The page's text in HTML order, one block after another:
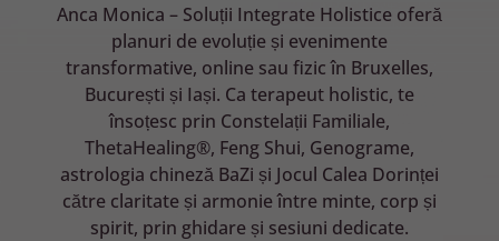
Anca Monica – Soluții Integrate Holistice oferă
planuri de evoluție și evenimente
transformative, online sau fizic în Bruxelles,
București și Iași. Ca terapeut holistic, te
însoțesc prin Constelații Familiale,
ThetaHealing®, Feng Shui, Genograme,
astrologia chineză BaZi și Jocul Calea Dorinței
către claritate și armonie între minte, corp și
spirit, prin ghidare și sesiuni dedicate.